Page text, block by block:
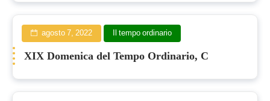
agosto 7, 2022 Il tempo ordinario
XIX Domenica del Tempo Ordinario, C